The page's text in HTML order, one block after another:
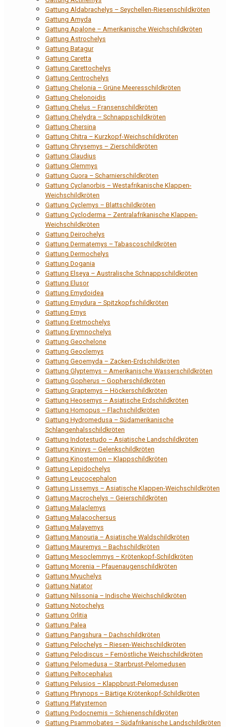
Gattung Aldabrachelys – Seychellen-Riesenschildkröten
Gattung Amyda
Gattung Apalone – Amerikanische Weichschildkröten
Gattung Astrochelys
Gattung Batagur
Gattung Caretta
Gattung Carettochelys
Gattung Centrochelys
Gattung Chelonia – Grüne Meeresschildkröten
Gattung Chelonoidis
Gattung Chelus – Fransenschildkröten
Gattung Chelydra – Schnappschildkröten
Gattung Chersina
Gattung Chitra – Kurzkopf-Weichschildkröten
Gattung Chrysemys – Zierschildkröten
Gattung Claudius
Gattung Clemmys
Gattung Cuora – Scharnierschildkröten
Gattung Cyclanorbis – Westafrikanische Klappen-
Weichschildkröten
Gattung Cyclemys – Blattschildkröten
Gattung Cycloderma – Zentralafrikanische Klappen-
Weichschildkröten
Gattung Deirochelys
Gattung Dermatemys – Tabascoschildkröten
Gattung Dermochelys
Gattung Dogania
Gattung Elseya – Australische Schnappschildkröten
Gattung Elusor
Gattung Emydoidea
Gattung Emydura – Spitzkopfschildkröten
Gattung Emys
Gattung Eretmochelys
Gattung Erymnochelys
Gattung Geochelone
Gattung Geoclemys
Gattung Geoemyda – Zacken-Erdschildkröten
Gattung Glyptemys – Amerikanische Wasserschildkröten
Gattung Gopherus – Gopherschildkröten
Gattung Graptemys – Höckerschildkröten
Gattung Heosemys – Asiatische Erdschildkröten
Gattung Homopus – Flachschildkröten
Gattung Hydromedusa – Südamerikanische
Schlangenhalsschildkröten
Gattung Indotestudo – Asiatische Landschildkröten
Gattung Kinixys – Gelenkschildkröten
Gattung Kinosternon – Klappschildkröten
Gattung Lepidochelys
Gattung Leucocephalon
Gattung Lissemys – Asiatische Klappen-Weichschildkröten
Gattung Macrochelys – Geierschildkröten
Gattung Malaclemys
Gattung Malacochersus
Gattung Malayemys
Gattung Manouria – Asiatische Waldschildkröten
Gattung Mauremys – Bachschildkröten
Gattung Mesoclemmys – Krötenkopf-Schildkröten
Gattung Morenia – Pfauenaugenschildkröten
Gattung Myuchelys
Gattung Natator
Gattung Nilssonia – Indische Weichschildkröten
Gattung Notochelys
Gattung Orlitia
Gattung Palea
Gattung Pangshura – Dachschildkröten
Gattung Pelochelys – Riesen-Weichschildkröten
Gattung Pelodiscus – Fernöstliche Weichschildkröten
Gattung Pelomedusa – Starrbrust-Pelomedusen
Gattung Peltocephalus
Gattung Pelusios – Klappbrust-Pelomedusen
Gattung Phrynops – Bärtige Krötenkopf-Schildkröten
Gattung Platysternon
Gattung Podocnemis – Schienenschildkröten
Gattung Psammobates – Südafrikanische Landschildkröten